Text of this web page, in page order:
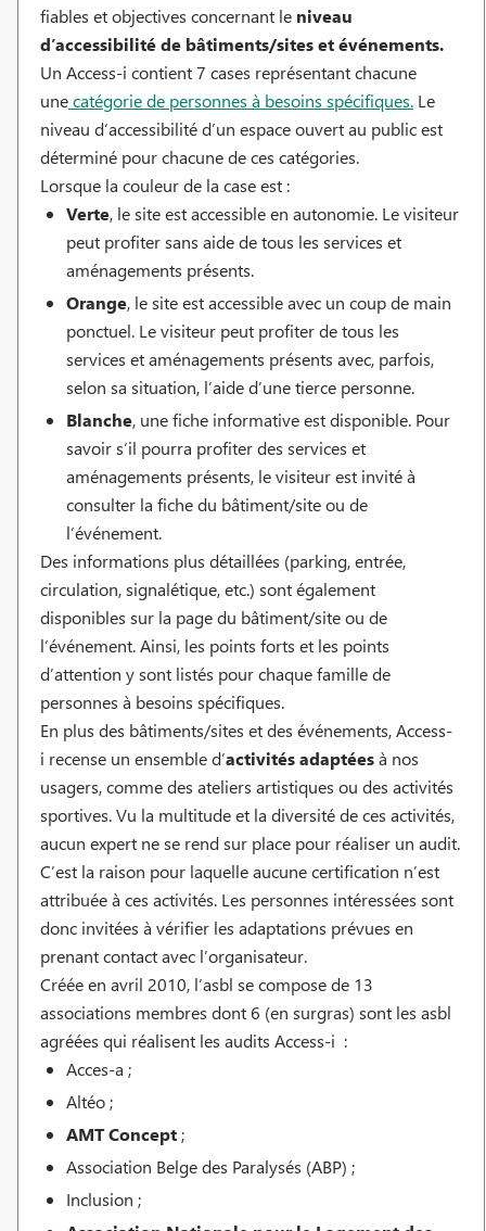
fiables et objectives concernant le niveau
d’accessibilité de bâtiments/sites et événements.
Un Access-i contient 7 cases représentant chacune
unecatégorie de personnes à besoins spécifiques. Le
niveau d’accessibilité d’un espace ouvert au public est
déterminé pour chacune de ces catégories.
Lorsque la couleur de la case est :
Verte, le site est accessible en autonomie. Le visiteur
peut profiter sans aide de tous les services et
aménagements présents.
Orange, le site est accessible avec un coup de main
ponctuel. Le visiteur peut profiter de tous les
services et aménagements présents avec, parfois,
selon sa situation, l’aide d’une tierce personne.
Blanche, une fiche informative est disponible. Pour
savoir s’il pourra profiter des services et
aménagements présents, le visiteur est invité à
consulter la fiche du bâtiment/site ou de
l’événement.
Des informations plus détaillées (parking, entrée,
circulation, signalétique, etc.) sont également
disponibles sur la page du bâtiment/site ou de
l’événement. Ainsi, les points forts et les points
d’attention y sont listés pour chaque famille de
personnes à besoins spécifiques.
En plus des bâtiments/sites et des événements, Access-
i recense un ensemble d’activités adaptéesà nos
usagers, comme des ateliers artistiques ou des activités
sportives. Vu la multitude et la diversité de ces activités,
aucun expert ne se rend sur place pour réaliser un audit.
C’est la raison pour laquelle aucune certification n’est
attribuée à ces activités. Les personnes intéressées sont
donc invitées à vérifier les adaptations prévues en
prenant contact avec l’organisateur.
Créée en avril 2010, l’asbl se compose de 13
associations membres dont 6 (en surgras) sont les asbl
agréées qui réalisent les audits Access-i :
Acces-a ;
Altéo ;
AMT Concept ;
Association Belge des Paralysés (ABP) ;
Inclusion ;